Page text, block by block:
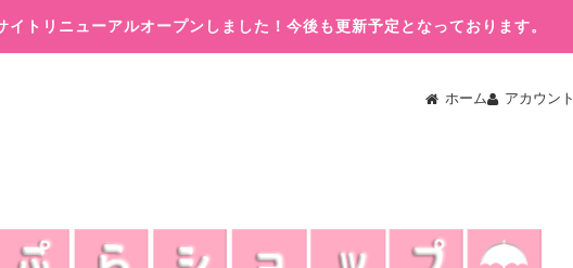
イトリニューアルオープンしました！今後も更新予定となっております。
ホーム アカウント